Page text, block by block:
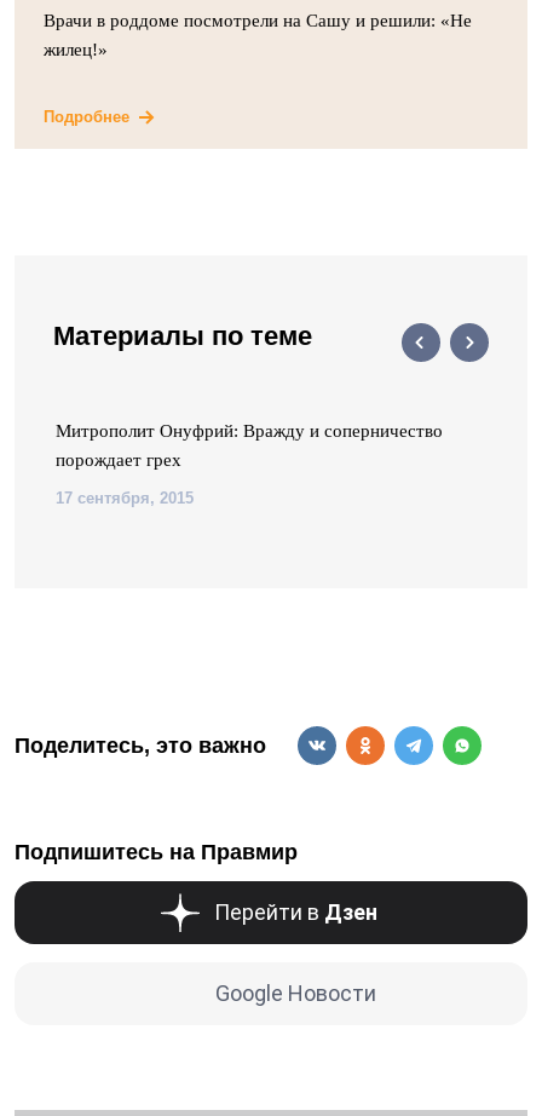
Врачи в роддоме посмотрели на Сашу и решили: «Не
жилец!»
Подробнее
Материалы по теме
Митрополит Онуфрий: Вражду и соперничество
порождает грех
17 сентября, 2015
Поделитесь, это важно
Подпишитесь на Правмир
Перейти в Дзен
Google Новости